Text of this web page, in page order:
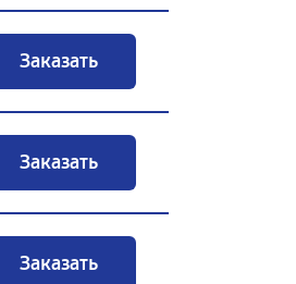
Заказать
Заказать
Заказать